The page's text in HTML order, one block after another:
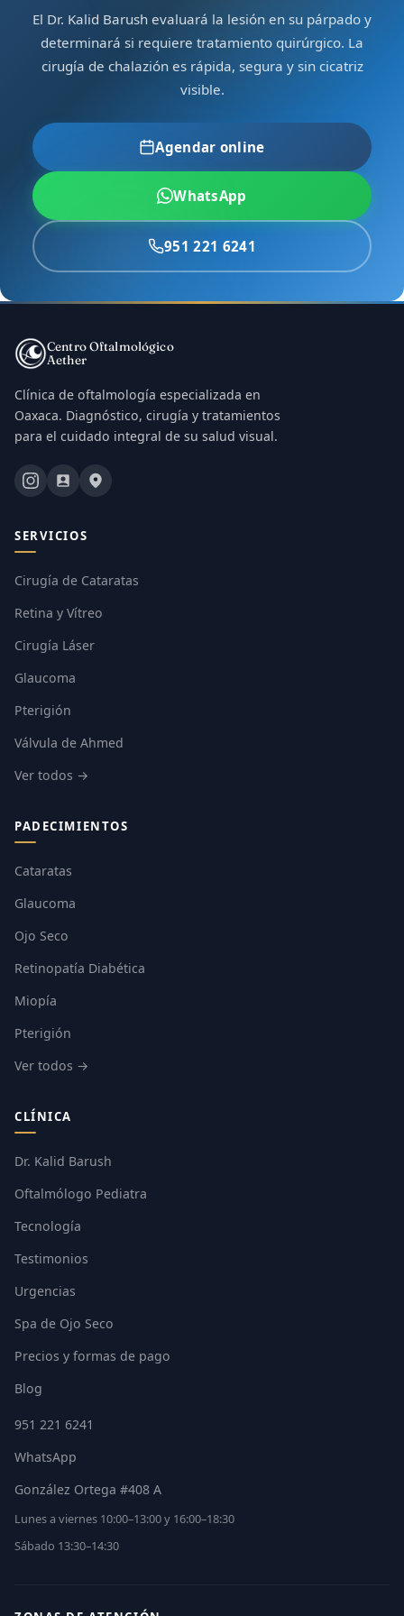
El Dr. Kalid Barush evaluará la lesión en su párpado y
determinará si requiere tratamiento quirúrgico. La
cirugía de chalazión es rápida, segura y sin cicatriz
visible.
Agendar online
WhatsApp
951 221 6241
Centro Oftalmológico
Aether
Clínica de oftalmología especializada en
Oaxaca. Diagnóstico, cirugía y tratamientos
para el cuidado integral de su salud visual.
SERVICIOS
Cirugía de Cataratas
Retina y Vítreo
Cirugía Láser
Glaucoma
Pterigión
Válvula de Ahmed
Ver todos →
PADECIMIENTOS
Cataratas
Glaucoma
Ojo Seco
Retinopatía Diabética
Miopía
Pterigión
Ver todos →
CLÍNICA
Dr. Kalid Barush
Oftalmólogo Pediatra
Tecnología
Testimonios
Urgencias
Spa de Ojo Seco
Precios y formas de pago
Blog
951 221 6241
WhatsApp
González Ortega #408 A
Lunes a viernes 10:00–13:00 y 16:00–18:30
Sábado 13:30–14:30